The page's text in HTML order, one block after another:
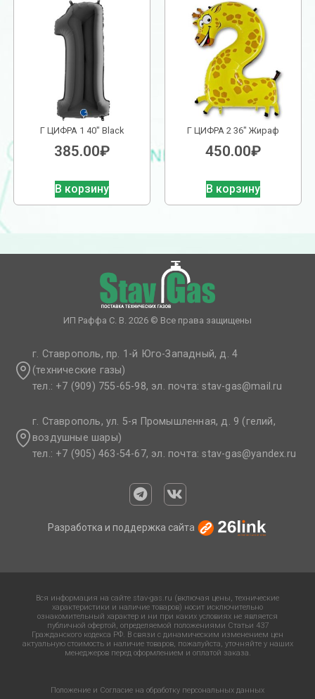
Г ЦИФРА 1 40″ Black
385.00₽
В корзину
Г ЦИФРА 2 36″ Жираф
450.00₽
В корзину
ИП Раффа С. В. 2026 © Все права защищены
г. Ставрополь, пр. 1-й Юго-Западный, д. 4
(технические газы)
тел.: +7 (909) 755-65-98, эл. почта: stav-gas@mail.ru​
г. Ставрополь, ул. 5-я Промышленная, д. 9 (гелий,
воздушные шары)
тел.: +7 (905) 463-54-67, эл. почта: stav-gas@yandex.ru​
Разработка и поддержка сайта
Вся информация на сайте stav-gas.ru (включая цены, технические
характеристики и наличие товаров) носит исключительно
ознакомительный характер и ни при каких условиях не является
публичной офертой, определяемой положениями Статьи 437
Гражданского кодекса РФ. В связи с динамическим изменением цен
актуальную стоимость и наличие товаров, пожалуйста, уточняйте у наших
менеджеров перед оформлением и оплатой заказа.
Положение и Согласие на обработку персональных данных